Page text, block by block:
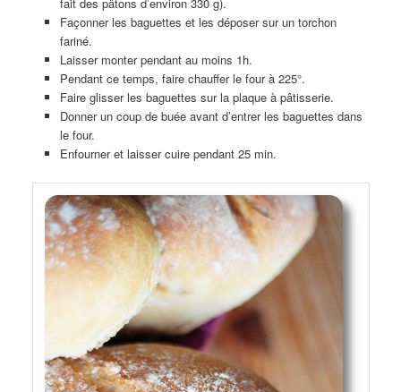
fait des pâtons d’environ 330 g).
Façonner les baguettes et les déposer sur un torchon
fariné.
Laisser monter pendant au moins 1h.
Pendant ce temps, faire chauffer le four à 225°.
Faire glisser les baguettes sur la plaque à pâtisserie.
Donner un coup de buée avant d’entrer les baguettes dans
le four.
Enfourner et laisser cuire pendant 25 min.